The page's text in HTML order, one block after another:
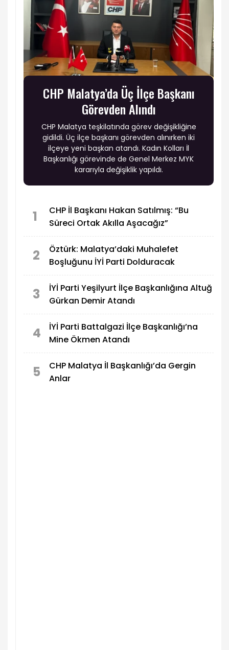
CHP Malatya’da Üç İlçe Başkanı
Görevden Alındı
CHP Malatya teşkilatında görev değişikliğine
gidildi. Üç ilçe başkanı görevden alınırken iki
ilçeye yeni başkan atandı. Kadın Kolları İl
Başkanlığı görevinde de Genel Merkez MYK
kararıyla değişiklik yapıldı.
1
CHP İl Başkanı Hakan Satılmış: “Bu
Süreci Ortak Akılla Aşacağız”
2
Öztürk: Malatya’daki Muhalefet
Boşluğunu İYİ Parti Dolduracak
3
İYİ Parti Yeşilyurt İlçe Başkanlığına Altuğ
Gürkan Demir Atandı
4
İYİ Parti Battalgazi İlçe Başkanlığı’na
Mine Ökmen Atandı
5
CHP Malatya İl Başkanlığı’da Gergin
Anlar